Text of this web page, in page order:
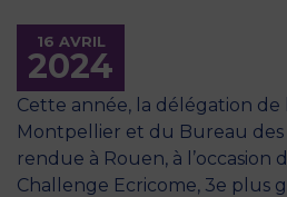
16 AVRIL
2024
Cette année, la délégation de
Montpellier et du Bureau des
rendue à Rouen, à l’occasion
Challenge Ecricome, 3e plus